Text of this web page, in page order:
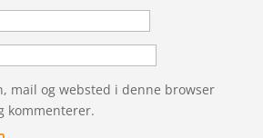
mail og websted i denne browser
kommenterer.